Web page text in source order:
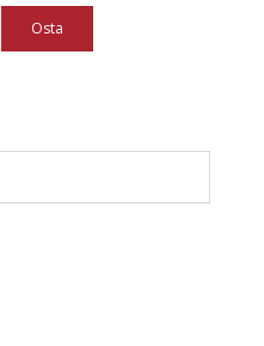
Osta